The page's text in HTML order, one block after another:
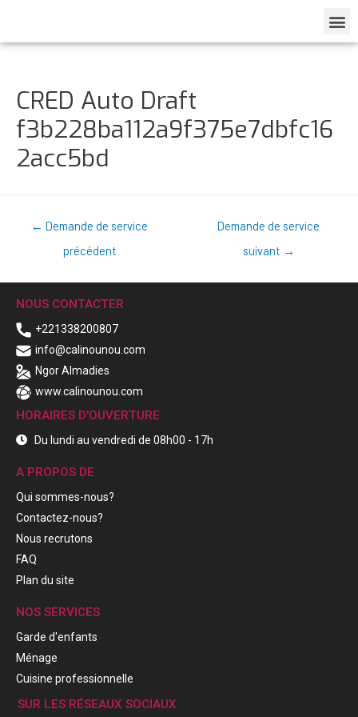
CRED Auto Draft
f3b228ba112a9f375e7dbfc16
2acc5bd
← Demande de service
précédent
Demande de service
suivant →
NOUS CONTACTER
+221338200807
info@calinounou.com
Ngor Almadies
www.calinounou.com
HORAIRES D'OUVERTURE
Du lundi au vendredi de 08h00 - 17h
A PROPOS DE
Qui sommes-nous?
Contactez-nous?
Nous recrutons
FAQ
Plan du site
NOS SERVICES
Garde d'enfants
Ménage
Cuisine professionnelle
SUR LES RÉSEAUX SOCIAUX